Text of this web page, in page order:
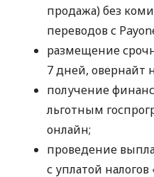
продажа) без
переводов с
размещение
7 дней, овернайт
получение
льготным
онлайн;
проведение
с уплатой налогов